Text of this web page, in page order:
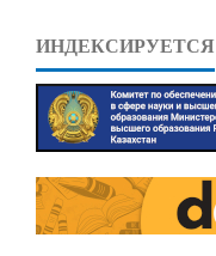
ИНДЕКСИРУЕТСЯ